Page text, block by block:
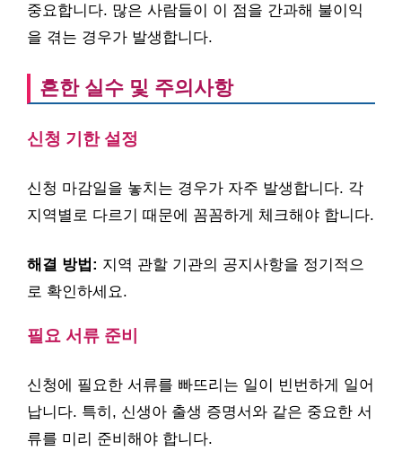
중요합니다. 많은 사람들이 이 점을 간과해 불이익
을 겪는 경우가 발생합니다.
흔한 실수 및 주의사항
신청 기한 설정
신청 마감일을 놓치는 경우가 자주 발생합니다. 각
지역별로 다르기 때문에 꼼꼼하게 체크해야 합니다.
해결 방법: 지역 관할 기관의 공지사항을 정기적으
로 확인하세요.
필요 서류 준비
신청에 필요한 서류를 빠뜨리는 일이 빈번하게 일어
납니다. 특히, 신생아 출생 증명서와 같은 중요한 서
류를 미리 준비해야 합니다.